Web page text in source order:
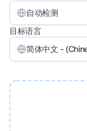
自动检测
目标语言
简体中文 -